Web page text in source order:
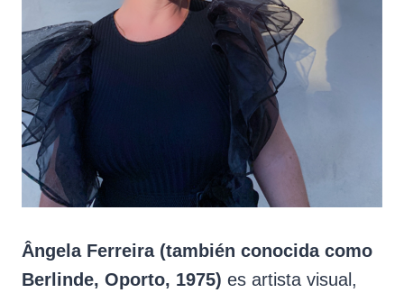
Ângela Ferreira (también conocida como
Berlinde, Oporto, 1975) es artista visual,